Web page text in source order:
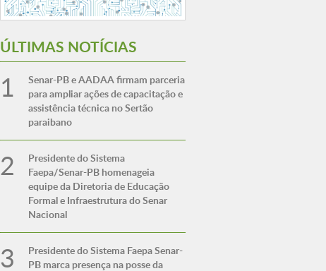
ÚLTIMAS NOTÍCIAS
Senar-PB e AADAA firmam parceria
para ampliar ações de capacitação e
assistência técnica no Sertão
paraibano
Presidente do Sistema
Faepa/Senar-PB homenageia
equipe da Diretoria de Educação
Formal e Infraestrutura do Senar
Nacional
Presidente do Sistema Faepa Senar-
PB marca presença na posse da